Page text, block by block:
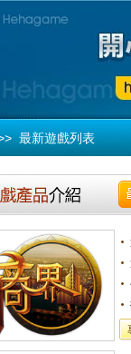
最新遊戲列表